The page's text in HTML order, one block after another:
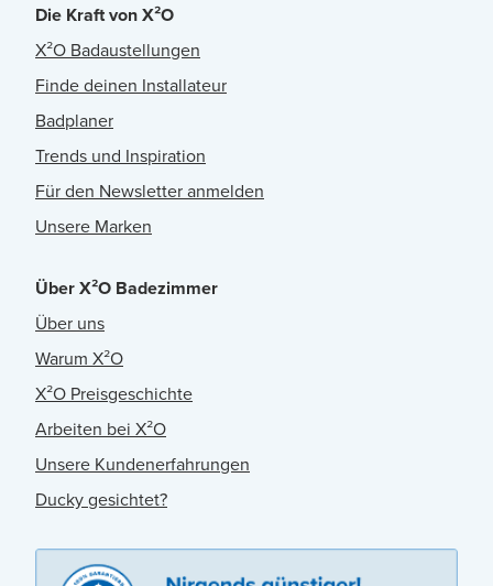
Die Kraft von X²O
X²O Badaustellungen
Finde deinen Installateur
Badplaner
Trends und Inspiration
Für den Newsletter anmelden
Unsere Marken
Über X²O Badezimmer
Über uns
Warum X²O
X²O Preisgeschichte
Arbeiten bei X²O
Unsere Kundenerfahrungen
Ducky gesichtet?